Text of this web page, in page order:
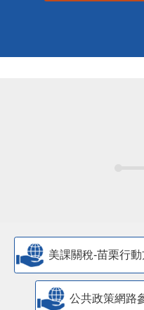
美課關稅-苗栗行動
公共政策網路